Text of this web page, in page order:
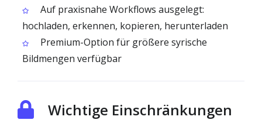
Auf praxisnahe Workflows ausgelegt:
hochladen, erkennen, kopieren, herunterladen
Premium-Option für größere syrische
Bildmengen verfügbar
Wichtige Einschränkungen